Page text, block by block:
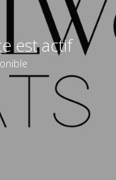
est actif